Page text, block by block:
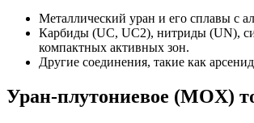
Металлический уран и его сплавы с
Карбиды (UC, UC2), нитриды (UN),
компактных активных зон.
Другие соединения, такие как
Уран-плутониевое (MOX)